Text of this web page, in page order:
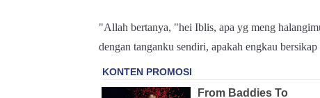
"Allah bertanya, "hei Iblis, apa yg meng
dengan tanganku sendiri, apakah engkau